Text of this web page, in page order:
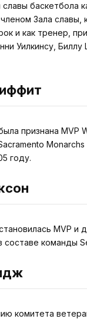
баскетбола
Зала славы,
и как тренер,
Уилкинсу,
признана MVP
году.
MVP и
составе команды
комитета